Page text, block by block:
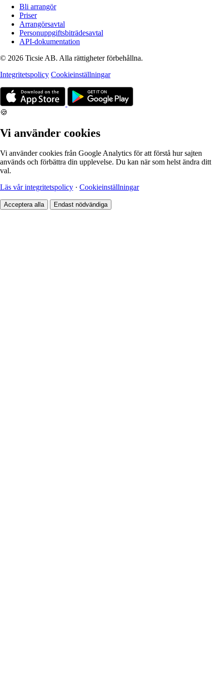
Bli arrangör
Priser
Arrangörsavtal
Personuppgiftsbiträdesavtal
API-dokumentation
© 2026 Ticsie AB. Alla rättigheter förbehållna.
Integritetspolicy Cookieinställningar
🍪
Vi använder cookies
Vi använder cookies från Google Analytics för att förstå hur sajten
används och förbättra din upplevelse. Du kan när som helst ändra ditt
val.
Läs vår integritetspolicy · Cookieinställningar
Acceptera alla Endast nödvändiga